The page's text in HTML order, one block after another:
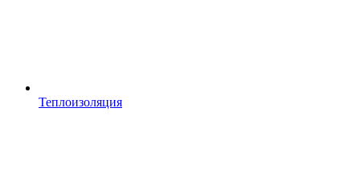
Теплоизоляция